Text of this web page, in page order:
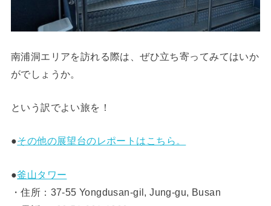
南浦洞エリアを訪れる際は、ぜひ立ち寄ってみてはいか
がでしょうか。
という訳でよい旅を！
●その他の展望台のレポートはこちら。
●釜山タワー
・住所：37-55 Yongdusan-gil, Jung-gu, Busan